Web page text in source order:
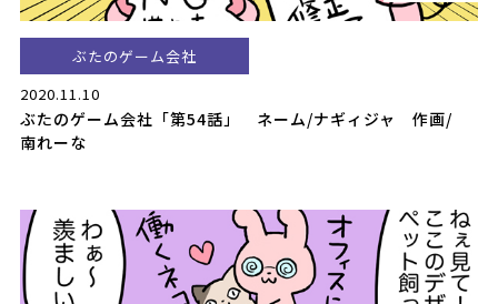
ぶたのゲーム会社
2020.11.10
ぶたのゲーム会社「第54話」 ネーム/ナギィジャ 作画/
南れーな